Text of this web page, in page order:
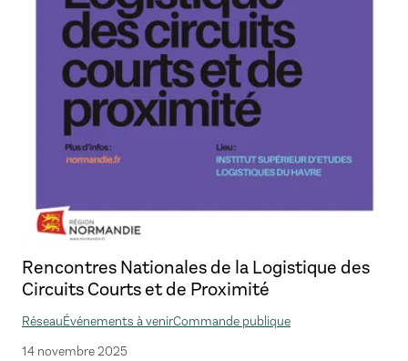
Rencontres Nationales de la Logistique des
Circuits Courts et de Proximité
RéseauÉvénements à venirCommande publique
14 novembre 2025